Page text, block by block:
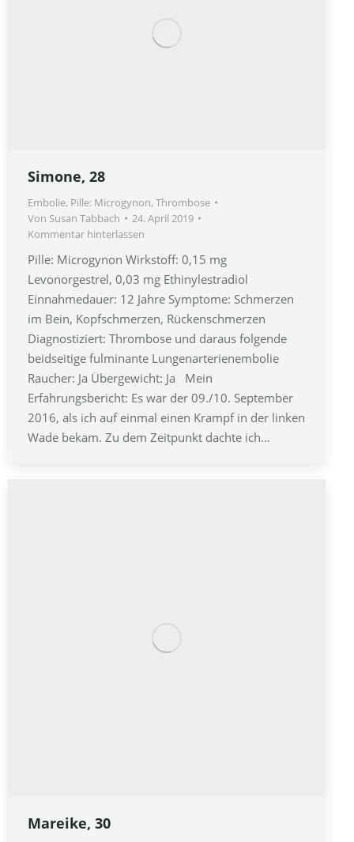
Simone, 28
Embolie, Pille: Microgynon, Thrombose
Von Susan Tabbach
24. April 2019
Kommentar hinterlassen
Pille: Microgynon Wirkstoff: 0,15 mg
Levonorgestrel, 0,03 mg Ethinylestradiol
Einnahmedauer: 12 Jahre Symptome: Schmerzen
im Bein, Kopfschmerzen, Rückenschmerzen
Diagnostiziert: Thrombose und daraus folgende
beidseitige fulminante Lungenarterienembolie
Raucher: Ja Übergewicht: Ja Mein
Erfahrungsbericht: Es war der 09./10. September
2016, als ich auf einmal einen Krampf in der linken
Wade bekam. Zu dem Zeitpunkt dachte ich…
Mareike, 30